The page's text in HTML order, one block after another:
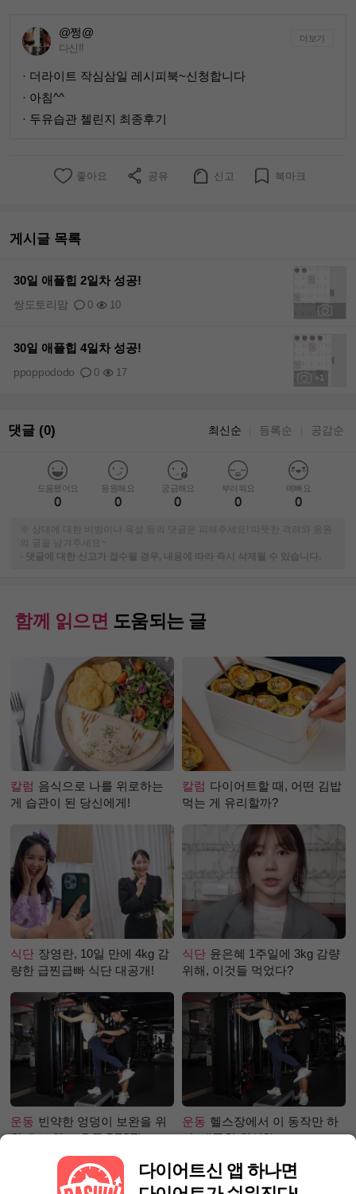
@쩡@
다신!!
더보기
· 더라이트 작심삼일 레시피북~신청합니다
· 아침^^
· 두유습관 첼린지 최종후기
좋아요 공유 신고 북마크
게시글 목록
30일 애플힙 2일차 성공!
0 10
쌍도토리맘
+1
30일 애플힙 4일차 성공!
0 17
ppoppododo
댓글 (0) 최신순 등록순 공감순
도움됐어요
0
응원해요
0
궁금해요
0
부러워요
0
예뻐요
0
※ 상대에 대한 비방이나 욕설 등의 댓글은 피해주세요! 따뜻한 격려와 응원
의 글을 남겨주세요~
-
댓글에 대한 신고가 접수될 경우, 내용에 따라 즉시 삭제될 수 있습니다.
함께 읽으면 도움되는 글
칼럼 음식으로 나를 위로하는
게 습관이 된 당신에게!
칼럼 다이어트할 때, 어떤 김밥
먹는 게 유리할까?
식단 장영란, 10일 만에 4kg 감
량한 급찐급빠 식단 대공개!
식단 윤은혜 1주일에 3kg 감량
위해, 이것들 먹었다?
운동 빈약한 엉덩이 보완을 위
한 초보 헬스 운동 BEST!
운동 헬스장에서 이 동작만 하
면, 애플힙 완성?!
다이어트신 앱 하나면